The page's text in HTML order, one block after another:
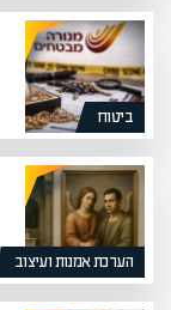
ביטוח
הערכת אמנות ועיצוב